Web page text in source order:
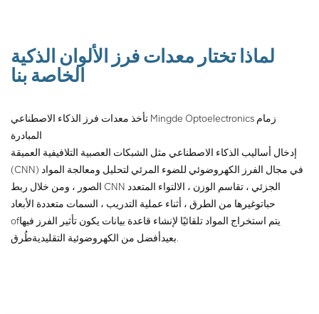
لماذا تختار معدات فرز الألوان الذكية
الخاصة بنا
تأخذ معدات فرز الذكاء الاصطناعي Mingde Optoelectronics زمام
المبادرة
إدخال أساليب الذكاء الاصطناعي مثل الشبكات العصبية التلافيفية العميقة
(CNN) في مجال الفرز الكهروضوئي للضوء المرئي لتحليل ومعالجة المواد
الصور ، ومن خلال ربط CNN الجزئي ، تقاسم الوزن ، الالتواء المتعدد
حباتوغيرها من الطرق ، أثناء عملية التدريب ، السمات متعددة الأبعاد
ofيتم استخراج المواد تلقائيًا لإنشاء قاعدة بيانات يكون تأثير الفرز فيها
بعيدأفضل من الكهروضوئية التقليدية طُرق.